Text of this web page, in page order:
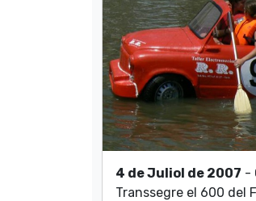
4 de Juliol de 2007 -
Transsegre el 600 del